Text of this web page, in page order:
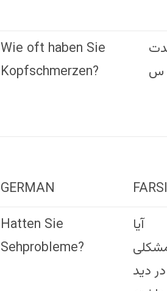
Wie oft haben Sie
Kopfschmerzen?
س
GERMAN
Hatten Sie
Sehprobleme?
آیا
در دید